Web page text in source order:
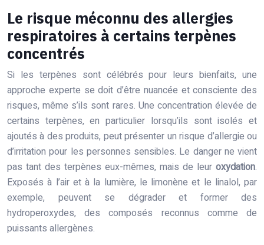
Le risque méconnu des allergies
respiratoires à certains terpènes
concentrés
Si les terpènes sont célébrés pour leurs bienfaits, une
approche experte se doit d’être nuancée et consciente des
risques, même s’ils sont rares. Une concentration élevée de
certains terpènes, en particulier lorsqu’ils sont isolés et
ajoutés à des produits, peut présenter un risque d’allergie ou
d’irritation pour les personnes sensibles. Le danger ne vient
pas tant des terpènes eux-mêmes, mais de leur oxydation.
Exposés à l’air et à la lumière, le limonène et le linalol, par
exemple, peuvent se dégrader et former des
hydroperoxydes, des composés reconnus comme de
puissants allergènes.